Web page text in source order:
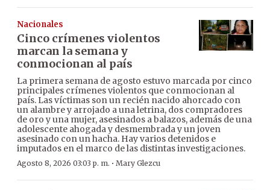
Nacionales
Cinco crímenes violentos
marcan la semana y
conmocionan al país
La primera semana de agosto estuvo marcada por cinco
principales crímenes violentos que conmocionan al
país. Las víctimas son un recién nacido ahorcado con
un alambre y arrojado a una letrina, dos compradores
de oro y una mujer, asesinados a balazos, además de una
adolescente ahogada y desmembrada y un joven
asesinado con un hacha. Hay varios detenidos e
imputados en el marco de las distintas investigaciones.
Agosto 8, 2026 03:03 p. m. · Mary Glezcu